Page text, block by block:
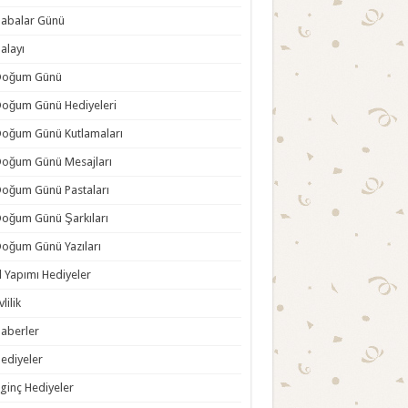
Günü
Günü
Günü Hediyeleri
Günü Kutlamaları
Günü Mesajları
Günü Pastaları
Günü Şarkıları
Günü Yazıları
Yapımı Hediyeler
Hediyeler